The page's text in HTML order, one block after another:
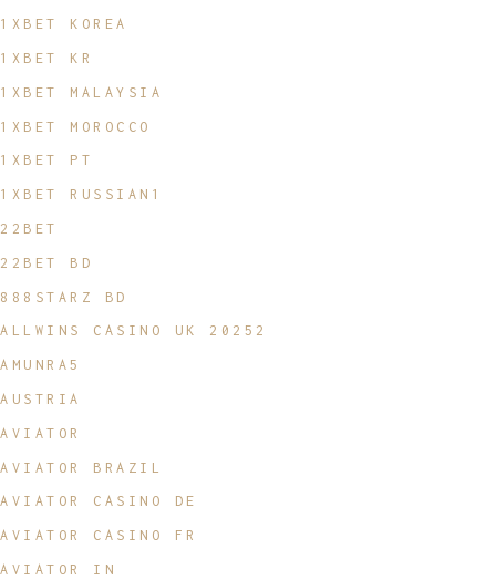
1XBET KOREA
1XBET KR
1XBET MALAYSIA
1XBET MOROCCO
1XBET PT
1XBET RUSSIAN1
22BET
22BET BD
888STARZ BD
ALLWINS CASINO UK 20252
AMUNRA5
AUSTRIA
AVIATOR
AVIATOR BRAZIL
AVIATOR CASINO DE
AVIATOR CASINO FR
AVIATOR IN